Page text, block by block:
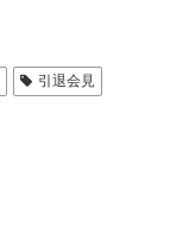
引退会見